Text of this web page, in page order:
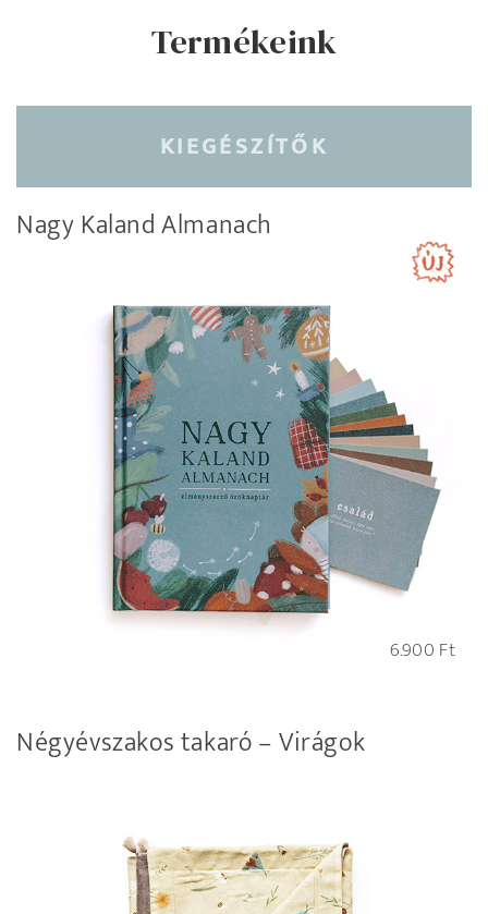
Termékeink
KIEGÉSZÍTŐK
Nagy Kaland Almanach
6.900 Ft
Négyévszakos takaró – Virágok